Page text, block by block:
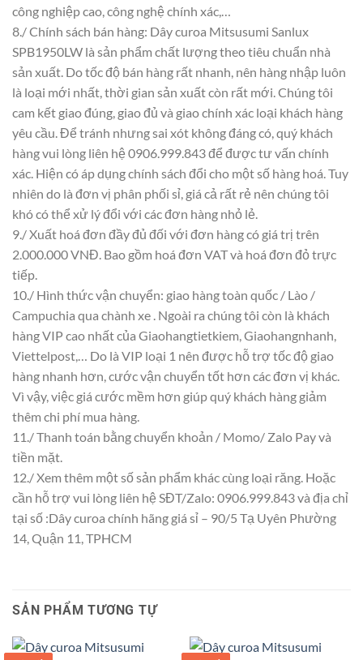
công nghiệp cao, công nghệ chính xác,…
8./ Chính sách bán hàng: Dây curoa Mitsusumi Sanlux
SPB1950LW là sản phẩm chất lượng theo tiêu chuẩn nhà
sản xuất. Do tốc độ bán hàng rất nhanh, nên hàng nhập luôn
là loại mới nhất, thời gian sản xuất còn rất mới. Chúng tôi
cam kết giao đúng, giao đủ và giao chính xác loại khách hàng
yêu cầu. Để tránh nhưng sai xót không đáng có, quý khách
hàng vui lòng liên hệ 0906.999.843 để được tư vấn chính
xác. Hiện có áp dụng chính sách đổi cho một số hàng hoá. Tuy
nhiên do là đơn vị phân phối sỉ, giá cả rất rẻ nên chúng tôi
khó có thể xử lý đổi với các đơn hàng nhỏ lẻ.
9./ Xuất hoá đơn đầy đủ đối với đơn hàng có giá trị trên
2.000.000 VNĐ. Bao gồm hoá đơn VAT và hoá đơn đỏ trực
tiếp.
10./ Hình thức vận chuyển: giao hàng toàn quốc / Lào /
Campuchia qua chành xe . Ngoài ra chúng tôi còn là khách
hàng VIP cao nhất của Giaohangtietkiem, Giaohangnhanh,
Viettelpost,… Do là VIP loại 1 nên được hỗ trợ tốc độ giao
hàng nhanh hơn, cước vận chuyển tốt hơn các đơn vị khác.
Vì vậy, việc giá cước mềm hơn giúp quý khách hàng giảm
thêm chi phí mua hàng.
11./ Thanh toán bằng chuyển khoản / Momo/ Zalo Pay và
tiền mặt.
12./ Xem thêm một số sản phẩm khác cùng loại răng. Hoặc
cần hỗ trợ vui lòng liên hệ SĐT/Zalo: 0906.999.843 và địa chỉ
tại số :Dây curoa chính hãng giá sỉ – 90/5 Tạ Uyên Phường
14, Quận 11, TPHCM
SẢN PHẨM TƯƠNG TỰ